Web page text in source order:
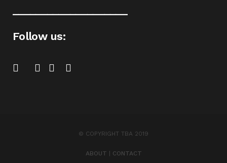
Follow us:
© COPYRIGHT TBA 2019
ABOUT CONTACT